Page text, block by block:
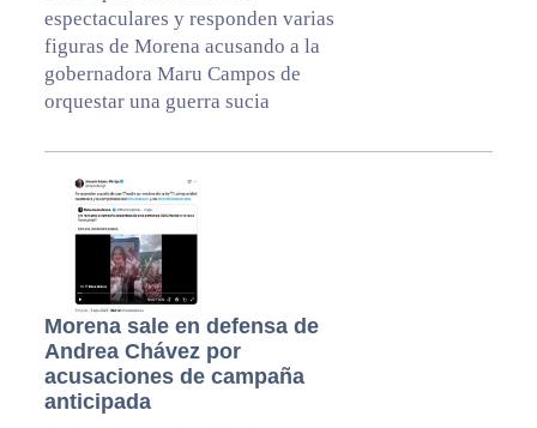
espectaculares y responden varias
figuras de Morena acusando a la
gobernadora Maru Campos de
orquestar una guerra sucia
Morena sale en defensa de
Andrea Chávez por
acusaciones de campaña
anticipada